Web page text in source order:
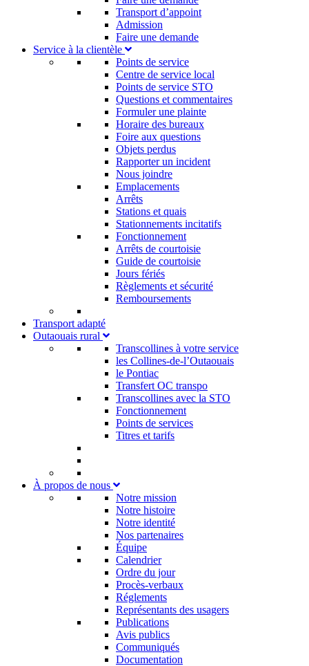
Transport d’appoint
Admission
Faire une demande
Service à la clientèle
Points de service
Centre de service local
Points de service STO
Questions et commentaires
Formuler une plainte
Horaire des bureaux
Foire aux questions
Objets perdus
Rapporter un incident
Nous joindre
Emplacements
Arrêts
Stations et quais
Stationnements incitatifs​
Fonctionnement
Arrêts de courtoisie​
Guide de courtoisie
Jours fériés
Règlements et sécurité
Remboursements
Transport adapté
Outaouais rural
Transcollines à votre service​
les Collines-de-l’Outaouais​
le Pontiac​
Transfert OC transpo
Transcollines avec la STO
Fonctionnement
Points de services
Titres et tarifs
À propos de nous
Notre mission
Notre histoire
Notre identité
Nos partenaires
Équipe
Calendrier
Ordre du jour
Procès-verbaux
Réglements
Représentants des usagers
Publications
Avis publics
Communiqués
Documentation